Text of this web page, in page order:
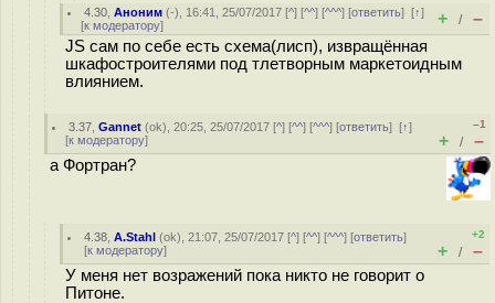
4.30 ,Аноним (-), 16:41, 25/07/2017 [^] [^^] [^^^] [ответить][↑]
[к модератору] + / –
JS сам по себе есть схема(лисп), извращённая
шкафостроителями под тлетворным маркетоидным
влиянием.
3.37 ,Gannet (ok), 20:25, 25/07/2017 [^] [^^] [^^^] [ответить][↑]
[к модератору]
–1
+ / –
а Фортран?
4.38 ,A.Stahl (ok), 21:07, 25/07/2017 [^] [^^] [^^^] [ответить]
[к модератору]
+2
+ / –
У меня нет возражений пока никто не говорит о
Питоне.